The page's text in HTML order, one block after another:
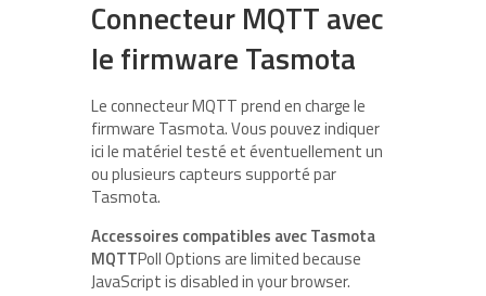
Connecteur MQTT avec
le firmware Tasmota
Le connecteur MQTT prend en charge le
firmware Tasmota. Vous pouvez indiquer
ici le matériel testé et éventuellement un
ou plusieurs capteurs supporté par
Tasmota.
Accessoires compatibles avec Tasmota
MQTTPoll Options are limited because
JavaScript is disabled in your browser.